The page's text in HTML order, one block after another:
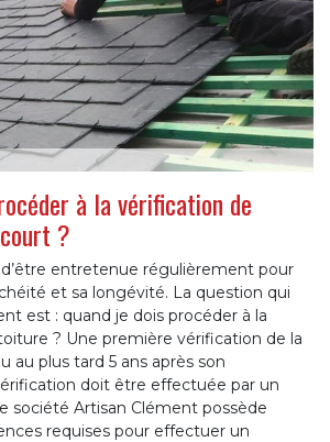
à la vérification de
?
entretenue régulièrement pour
et sa longévité. La question qui
est : quand je dois procéder à la
? Une première vérification de la
au plus tard 5 ans après son
doit être effectuée par un
société Artisan Clément possède
requises pour effectuer un